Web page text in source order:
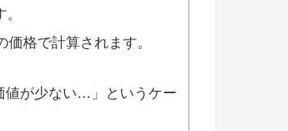
格で計算されます。
値が少ない…」というケー